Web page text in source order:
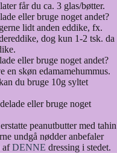
får du ca. 3 glas/bøtter.
eller bruge noget andet?
lidt anden eddike, fx.
dog kun 1-2 tsk. da
eller bruge noget andet?
en skøn edamamehummus.
du bruge 10g syltet
eller bruge noget
peanutbutter med tahin
undgå nødder anbefaler
afDENNE dressing i stedet.